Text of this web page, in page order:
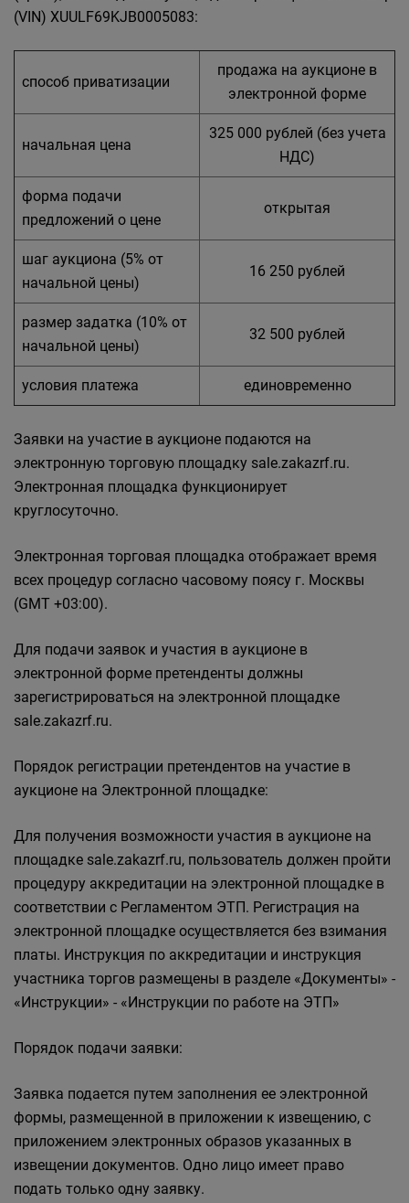
(VIN) XUULF69KJB0005083:
способ приватизации
продажа на аукционе в
электронной форме
начальная цена
325 000 рублей (без учета
НДС)
форма подачи
предложений о цене
открытая
шаг аукциона (5% от
начальной цены)
16 250 рублей
размер задатка (10% от
начальной цены)
32 500 рублей
условия платежа единовременно
Заявки на участие в аукционе подаются на
электронную торговую площадку sale.zakazrf.ru.
Электронная площадка функционирует
круглосуточно.
Электронная торговая площадка отображает время
всех процедур согласно часовому поясу г. Москвы
(GMT +03:00).
Для подачи заявок и участия в аукционе в
электронной форме претенденты должны
зарегистрироваться на электронной площадке
sale.zakazrf.ru.
Порядок регистрации претендентов на участие в
аукционе на Электронной площадке:
Для получения возможности участия в аукционе на
площадке sale.zakazrf.ru, пользователь должен пройти
процедуру аккредитации на электронной площадке в
соответствии с Регламентом ЭТП. Регистрация на
электронной площадке осуществляется без взимания
платы. Инструкция по аккредитации и инструкция
участника торгов размещены в разделе «Документы» -
«Инструкции» - «Инструкции по работе на ЭТП»
Порядок подачи заявки:
Заявка подается путем заполнения ее электронной
формы, размещенной в приложении к извещению, с
приложением электронных образов указанных в
извещении документов. Одно лицо имеет право
подать только одну заявку.